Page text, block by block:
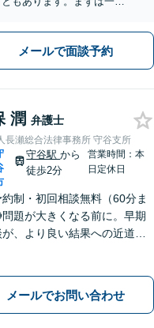
メールで面談予約
潤 弁護士
長瀬総合法律事務所 守谷支所
守谷駅から
徒歩2分
営業時間：本
日定休日
約制・初回相談無料（60分ま
題が大きくなる前に。早期
、より良い結果への近道で
の整理から丁寧に対応。深刻
にまずはご相談ください。
メールでお問い合わせ